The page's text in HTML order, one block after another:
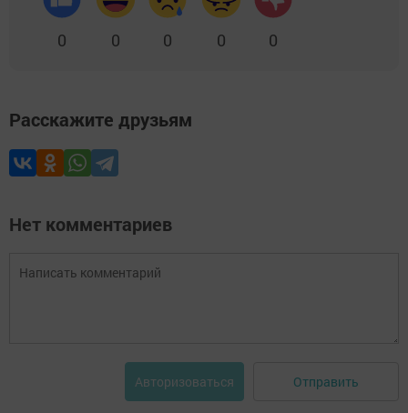
0 0 0 0 0
Расскажите друзьям
Нет комментариев
Авторизоваться Отправить